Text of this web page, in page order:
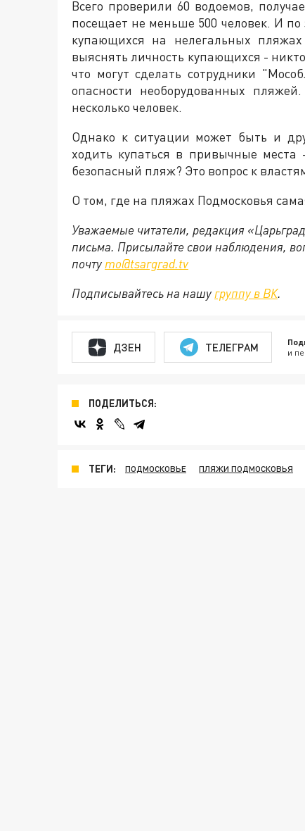
Всего проверили 60 водоемов,
посещает не меньше 500 человек. И
купающихся на нелегальных
выяснять личность купающихся -
что могут сделать сотрудники
опасности необорудованных
несколько человек.
Однако к ситуации может быть и
ходить купаться в привычные
безопасный пляж? Это вопрос к
О том, где на пляжах Подмосковья
Уважаемые читатели, редакция
письма. Присылайте свои наблюдения,
почту mo@tsargrad.tv
Подписывайтесь на нашу группу в ВК.
ДЗЕН ТЕЛЕГРАМ и
ПОДЕЛИТЬСЯ:
ТЕГИ: ПОДМОСКОВЬЕ ПЛЯЖИ ПОДМОСКОВЬЯ